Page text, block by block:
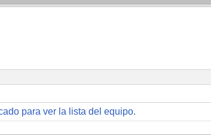
para ver la lista del equipo.